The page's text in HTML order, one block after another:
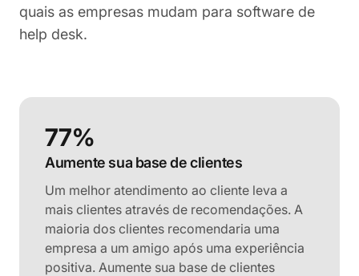
quais as empresas mudam para software de
help desk.
77%
Aumente sua base de clientes
Um melhor atendimento ao cliente leva a
mais clientes através de recomendações. A
maioria dos clientes recomendaria uma
empresa a um amigo após uma experiência
positiva. Aumente sua base de clientes